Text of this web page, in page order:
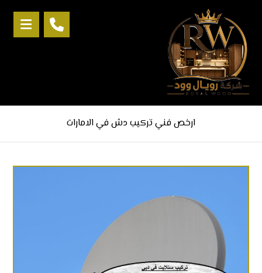
ارخص فني تركيب دش في الامارات